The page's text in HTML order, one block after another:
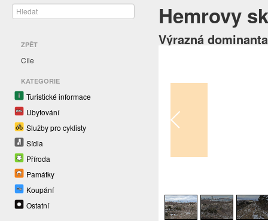
ZPĚT
Cíle
KATEGORIE
Turistické informace
Ubytování
Služby pro cyklisty
Sídla
Příroda
Památky
Koupání
Ostatní
Hemrovy
Výrazná